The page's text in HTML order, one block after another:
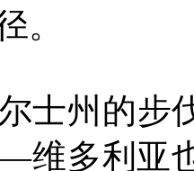
。
士州的步
维多利亚